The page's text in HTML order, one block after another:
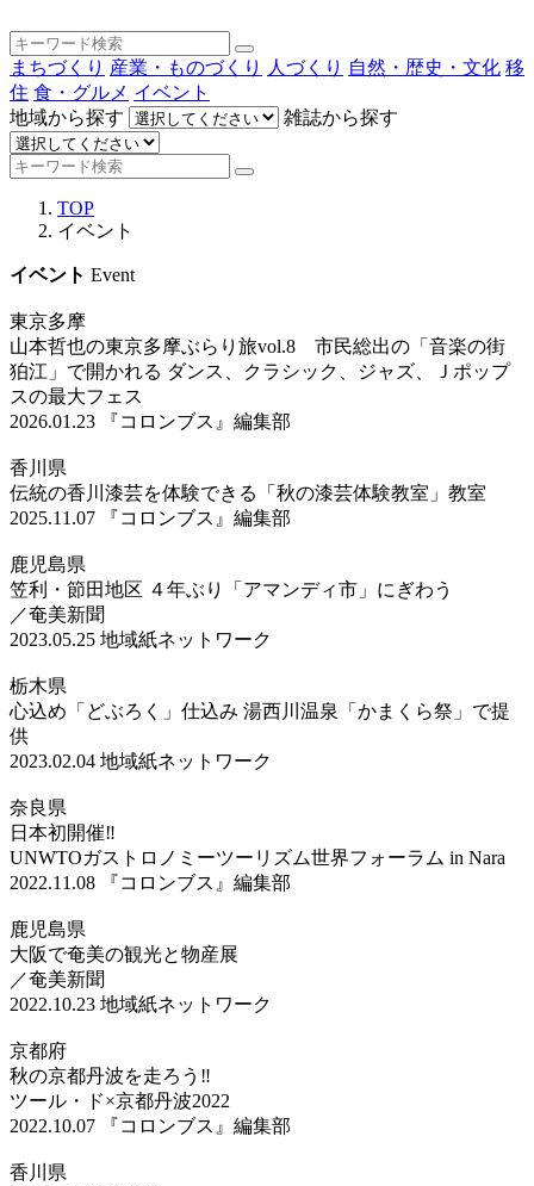
まちづくり 産業・ものづくり 人づくり 自然・歴史・文化 移
住 食・グルメ イベント
地域から探す
雑誌から探す
TOP
イベント
イベント Event
東京多摩
山本哲也の東京多摩ぶらり旅vol.8 市民総出の「音楽の街
狛江」で開かれる ダンス、クラシック、ジャズ、Ｊポップ
スの最大フェス
2026.01.23
『コロンブス』編集部
香川県
伝統の香川漆芸を体験できる「秋の漆芸体験教室」教室
2025.11.07
『コロンブス』編集部
鹿児島県
笠利・節田地区 ４年ぶり「アマンディ市」にぎわう
／奄美新聞
2023.05.25 地域紙ネットワーク
栃木県
心込め「どぶろく」仕込み 湯西川温泉「かまくら祭」で提
供
2023.02.04 地域紙ネットワーク
奈良県
日本初開催‼
UNWTOガストロノミーツーリズム世界フォーラム in Nara
2022.11.08
『コロンブス』編集部
鹿児島県
大阪で奄美の観光と物産展
／奄美新聞
2022.10.23 地域紙ネットワーク
京都府
秋の京都丹波を走ろう‼
ツール・ド×京都丹波2022
2022.10.07
『コロンブス』編集部
香川県